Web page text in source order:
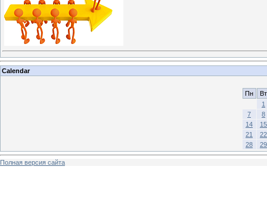
Calendar
Пн
Вт
1
7
8
14
15
21
22
28
29
Полная версия сайта